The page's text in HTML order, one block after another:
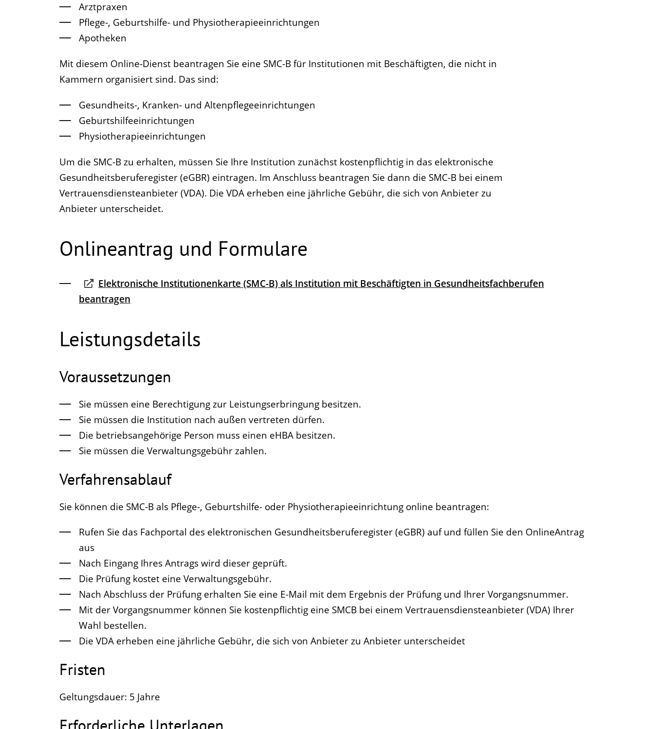
Arztpraxen
Pflege-, Geburtshilfe- und Physiotherapieeinrichtungen
Apotheken
Mit diesem Online-Dienst beantragen Sie eine SMC-B für Institutionen mit Beschäftigten, die nicht in
Kammern organisiert sind. Das sind:
Gesundheits-, Kranken- und Altenpflegeeinrichtungen
Geburtshilfeeinrichtungen
Physiotherapieeinrichtungen
Um die SMC-B zu erhalten, müssen Sie Ihre Institution zunächst kostenpflichtig in das elektronische
Gesundheitsberuferegister (eGBR) eintragen. Im Anschluss beantragen Sie dann die SMC-B bei einem
Vertrauensdiensteanbieter (VDA). Die VDA erheben eine jährliche Gebühr, die sich von Anbieter zu
Anbieter unterscheidet.
Onlineantrag und Formulare
Elektronische Institutionenkarte (SMC-B) als Institution mit Beschäftigten in Gesundheitsfachberufen
beantragen
Leistungsdetails
Voraussetzungen
Sie müssen eine Berechtigung zur Leistungserbringung besitzen.
Sie müssen die Institution nach außen vertreten dürfen.
Die betriebsangehörige Person muss einen eHBA besitzen.
Sie müssen die Verwaltungsgebühr zahlen.
Verfahrensablauf
Sie können die SMC-B als Pflege-, Geburtshilfe- oder Physiotherapieeinrichtung online beantragen:
Rufen Sie das Fachportal des elektronischen Gesundheitsberuferegister (eGBR) auf und füllen Sie den OnlineAntrag
aus
Nach Eingang Ihres Antrags wird dieser geprüft.
Die Prüfung kostet eine Verwaltungsgebühr.
Nach Abschluss der Prüfung erhalten Sie eine E-Mail mit dem Ergebnis der Prüfung und Ihrer Vorgangsnummer.
Mit der Vorgangsnummer können Sie kostenpflichtig eine SMCB bei einem Vertrauensdiensteanbieter (VDA) Ihrer
Wahl bestellen.
Die VDA erheben eine jährliche Gebühr, die sich von Anbieter zu Anbieter unterscheidet
Fristen
Geltungsdauer: 5 Jahre